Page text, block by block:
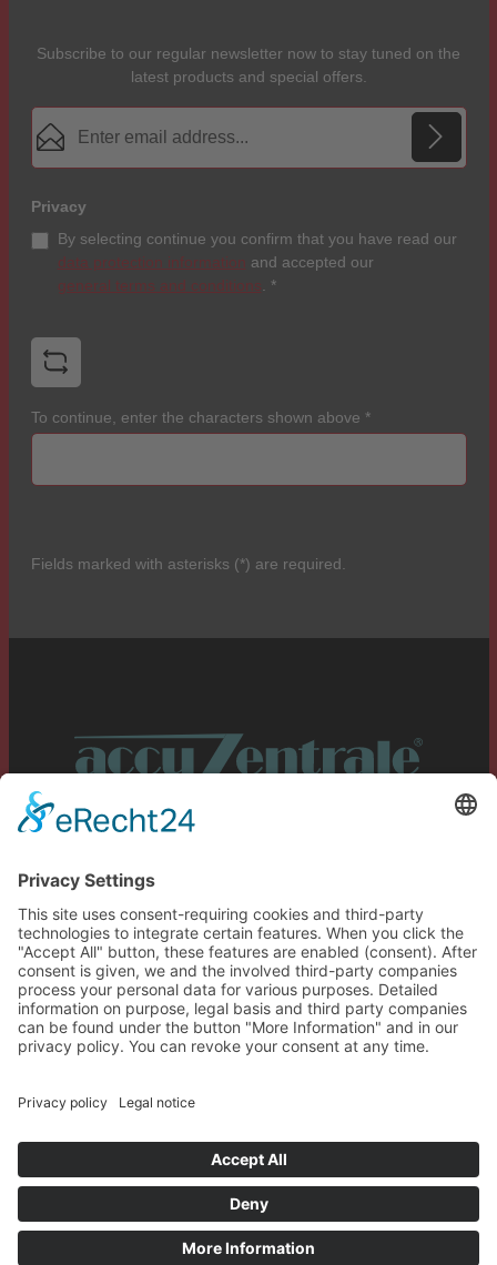
Subscribe to our regular newsletter now to stay tuned on the
latest products and special offers.
Email address*
Privacy
By selecting continue you confirm that you have read our
data protection information and accepted our
general terms and conditions
*
To continue, enter the characters shown above *
Fields marked with asterisks (*) are required.
Service
Information
Our further shops:
shipping costs
charges, if not stated otherwise.